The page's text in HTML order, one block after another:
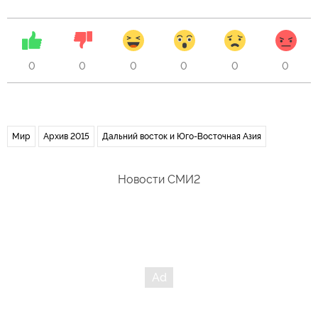
0 0 0 0 0 0
Мир Архив 2015 Дальний восток и Юго-Восточная Азия
Новости СМИ2